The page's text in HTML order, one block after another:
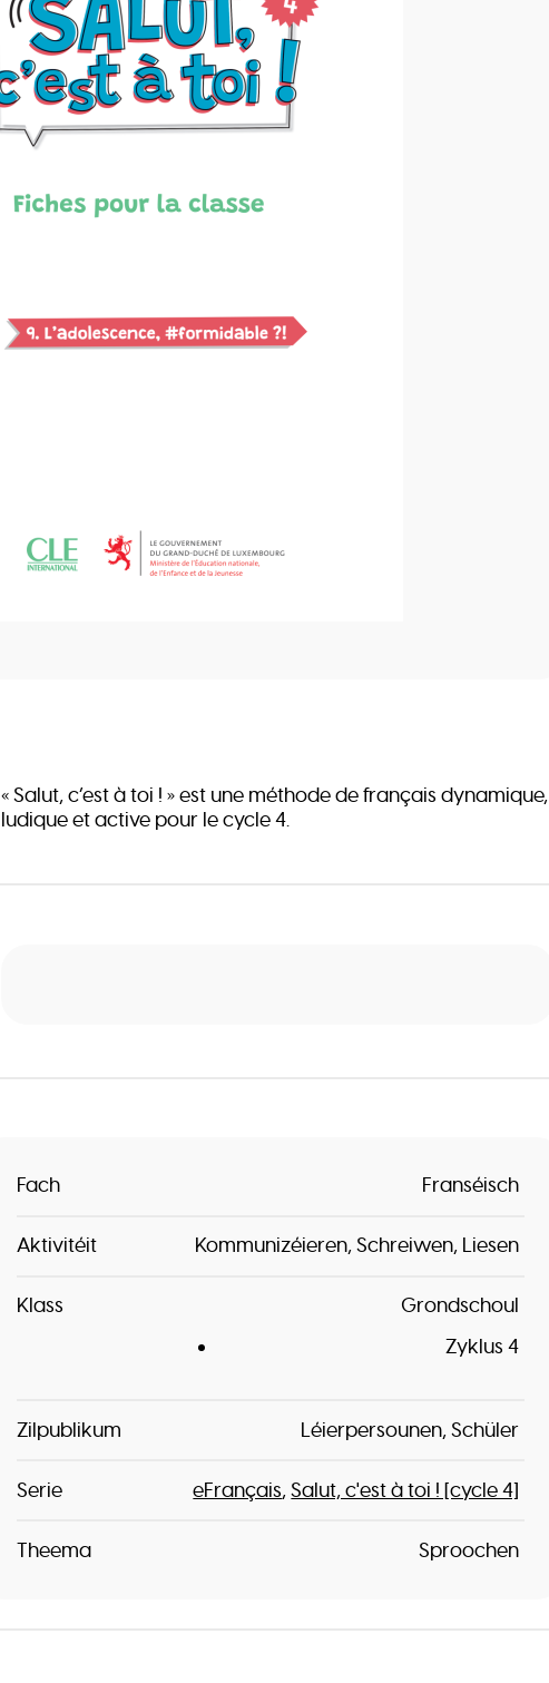
« Salut, c’est à toi ! » est une méthode de français dynamique,
ludique et active pour le cycle 4.
Fach Franséisch
Aktivitéit Kommunizéieren Schreiwen Liesen
Klass
Grondschoul
Zyklus 4
Zilpublikum Léierpersounen Schüler
Serie eFrançais Salut, c'est à toi ! [cycle 4]
Theema Sproochen